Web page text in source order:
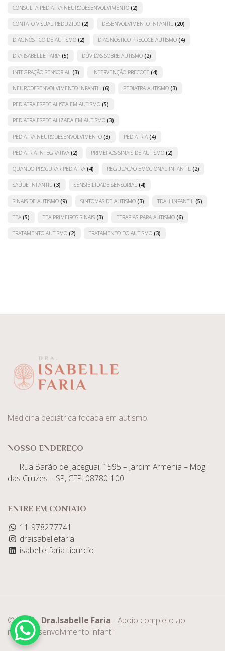
CONSULTA PEDIATRA NEURODESENVOLVIMENTO (2)
CONTATO VISUAL REDUZIDO (2) DESENVOLVIMENTO INFANTIL (20)
DIAGNÓSTICO DE AUTISMO (2) DIAGNÓSTICO PRECOCE AUTISMO (4)
DRA ISABELLE FARIA (5) DÚVIDAS SOBRE AUTISMO (2)
INTEGRAÇÃO SENSORIAL (3) INTERVENÇÃO PRECOCE (4)
NEURODESENVOLVIMENTO INFANTIL (6) PEDIATRA AUTISMO (3)
PEDIATRA ESPECIALISTA EM AUTISMO (5)
PEDIATRA ESPECIALIZADA EM AUTISMO (3)
PEDIATRA NEURODESENVOLVIMENTO (3) PEDIATRIA (4)
PEDIATRIA INTEGRATIVA (2) PRIMEIROS SINAIS DE AUTISMO (2)
QUANDO PROCURAR PEDIATRA (4) REGULAÇÃO EMOCIONAL INFANTIL (2)
SAÚDE INFANTIL (3) SENSIBILIDADE SENSORIAL (4)
SINAIS DE AUTISMO (9) SINTOMAS DE AUTISMO (3) TDAH INFANTIL (5)
TEA (5) TEA PRIMEIROS SINAIS (3) TERAPIAS PARA AUTISMO (6)
TRATAMENTO AUTISMO (2) TRATAMENTO DO AUTISMO (3)
Medicina pediátrica focada em autismo
NOSSO ENDEREÇO
Rua Barão de Jaceguai, 1595 – Jardim Armenia – Mogi
das Cruzes – SP, CEP: 08780-100
ENTRE EM CONTATO
11-978277741
draisabellefaria
isabelle-faria-tiburcio
© 2025 - Dra.Isabelle Faria - Apoio completo ao
neurodesenvolvimento infantil